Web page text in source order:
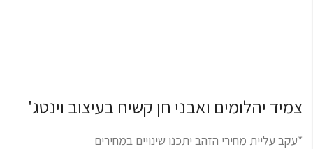
צמיד יהלומים ואבני חן קשיח בעיצוב וינטג'
*עקב עליית מחירי הזהב יתכנו שינויים במחירים